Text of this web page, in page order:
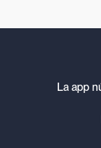
La app